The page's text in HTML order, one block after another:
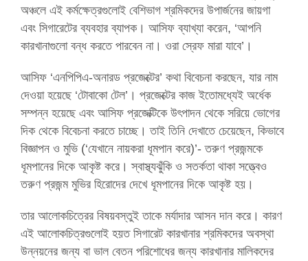
অঞ্চলে এই কর্মক্ষেত্রগুলোই বেশিভাগ শ্রমিকদের উপার্জনের জায়গা
এবং সিগারেটের ব্যবহার ব্যাপক। আসিফ ব্যাখ্যা করেন, ‘আপনি
কারখানাগুলো বন্ধ করতে পারবেন না। ওরা স্রেফ মারা যাবে’।
আসিফ ‘এনপিপিএ-অনারড প্রজেক্টের’ কথা বিবেচনা করছেন, যার নাম
দেওয়া হয়েছে ‘টোবাকো টেল’। প্রজেক্টের কাজ ইতোমধ্যেই অর্ধেক
সম্পন্ন হয়েছে এবং আসিফ প্রজেক্টিকে উৎপাদন থেকে সরিয়ে ভোগের
দিক থেকে বিবেচনা করতে চাচ্ছে। তাই তিনি দেখাতে চেয়েছেন, কিভাবে
বিজ্ঞাপন ও মুভি (‘যেখানে নায়করা ধূমপান করে)’- তরুণ প্রজন্মকে
ধূমপানের দিকে আকৃষ্ট করে। স্বাস্থ্যঝুঁকি ও সতর্কতা থাকা সত্ত্বেও
তরুণ প্রজন্ম মুভির হিরোদের দেখে ধূমপানের দিকে আকৃষ্ট হয়।
তার আলোকচিত্রের বিষয়বস্তুই তাকে মর্যাদার আসন দান করে। কারণ
এই আলোকচিত্রগুলোই হয়ত সিগারেট কারখানার শ্রমিকদের অবস্থা
উন্নয়নের জন্য বা ভাল বেতন পরিশোধের জন্য কারখানার মালিকদের